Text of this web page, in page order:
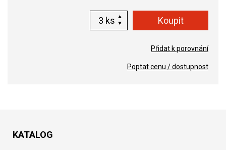
ks
Přidat k porovnání
Poptat cenu / dostupnost
KATALOG